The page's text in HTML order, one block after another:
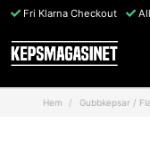
Fri Klarna Checkout
Hem Gubbkepsar /